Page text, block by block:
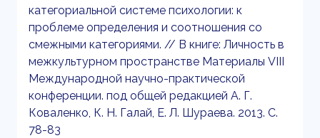
категориальной системе психологии: к
проблеме определения и соотношения со
смежными категориями. // В книге: Личность в
межкультурном пространстве Материалы VIII
Международной научно-практической
конференции. под общей редакцией А. Г.
Коваленко, К. Н. Галай, Е. Л. Шураева. 2013. С.
78-83